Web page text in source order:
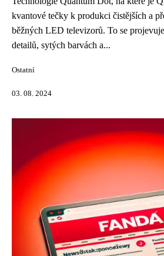
kvantové tečky k produkci čistějších a
běžných LED televizorů. To se
detailů, sytých barvách a...
Ostatní
03. 08. 2024